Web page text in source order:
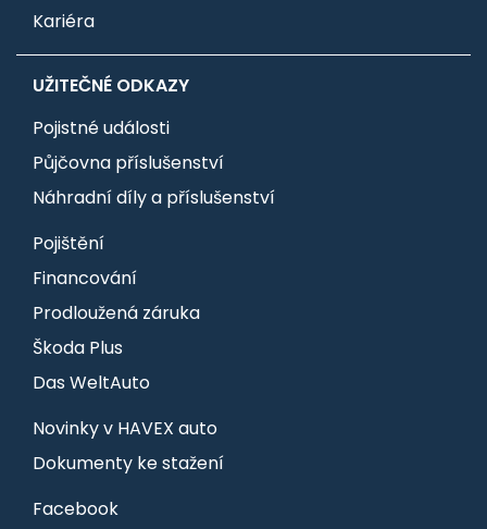
Kariéra
UŽITEČNÉ ODKAZY
Pojistné události
Půjčovna příslušenství
Náhradní díly a příslušenství
Pojištění
Financování
Prodloužená záruka
Škoda Plus
Das WeltAuto
Novinky v HAVEX auto
Dokumenty ke stažení
Facebook